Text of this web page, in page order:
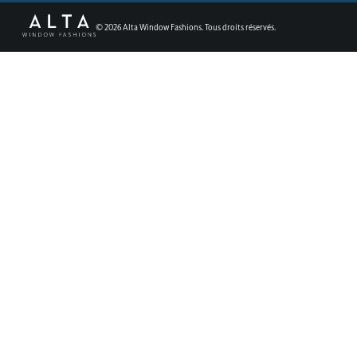
©2026Alta Window Fashions. Tous droits réservés.